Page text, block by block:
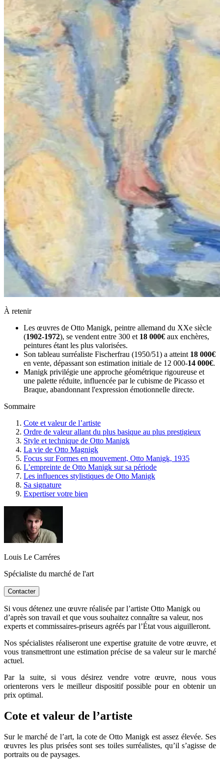
À retenir
Les œuvres de Otto Manigk, peintre allemand du XXe siècle
(1902-1972), se vendent entre 300 et 18 000€ aux enchères,
peintures étant les plus valorisées.
Son tableau surréaliste Fischerfrau (1950/51) a atteint 18 000€
en vente, dépassant son estimation initiale de 12 000-14 000€.
Manigk privilégie une approche géométrique rigoureuse et
une palette réduite, influencée par le cubisme de Picasso et
Braque, abandonnant l'expression émotionnelle directe.
Sommaire
Cote et valeur de l’artiste
Ordre de valeur allant du plus basique au plus prestigieux
Style et technique de Otto Manigk
La vie de Otto Magnigk
Focus sur Formes en mouvement, Otto Manigk, 1935
L’empreinte de Otto Manigk sur sa période
Les influences stylistiques de Otto Manigk
Sa signature
Expertiser votre bien
Louis Le Carréres
Spécialiste du marché de l'art
Contacter
Si vous détenez une œuvre réalisée par l’artiste Otto Manigk ou
d’après son travail et que vous souhaitez connaître sa valeur, nos
experts et commissaires-priseurs agréés par l’État vous aiguilleront.
Nos spécialistes réaliseront une expertise gratuite de votre œuvre, et
vous transmettront une estimation précise de sa valeur sur le marché
actuel.
Par la suite, si vous désirez vendre votre œuvre, nous vous
orienterons vers le meilleur dispositif possible pour en obtenir un
prix optimal.
Cote et valeur de l’artiste
Sur le marché de l’art, la cote de Otto Manigk est assez élevée. Ses
œuvres les plus prisées sont ses toiles surréalistes, qu’il s’agisse de
portraits ou de paysages.